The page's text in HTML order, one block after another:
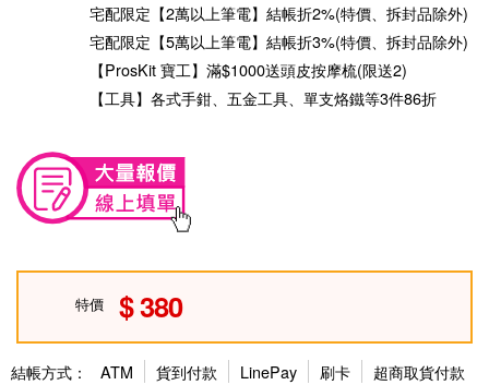
宅配限定【2萬以上筆電】結帳折2%(特價、拆封品除外)
宅配限定【5萬以上筆電】結帳折3%(特價、拆封品除外)
【ProsKit 寶工】滿$1000送頭皮按摩梳(限送2)
【工具】各式手鉗、五金工具、單支烙鐵等3件86折
特價 380
結帳方式： ATM 貨到付款 LinePay 刷卡 超商取貨付款